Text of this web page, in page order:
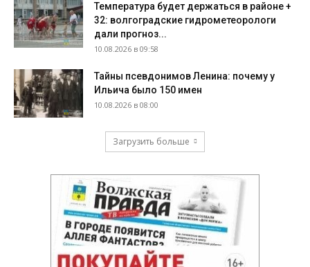
Температура будет держаться в районе +
32: волгоградские гидрометеорологи
дали прогноз...
10.08.2026 в 09:58
Тайны псевдонимов Ленина: почему у
Ильича было 150 имен
10.08.2026 в 08:00
Загрузить больше